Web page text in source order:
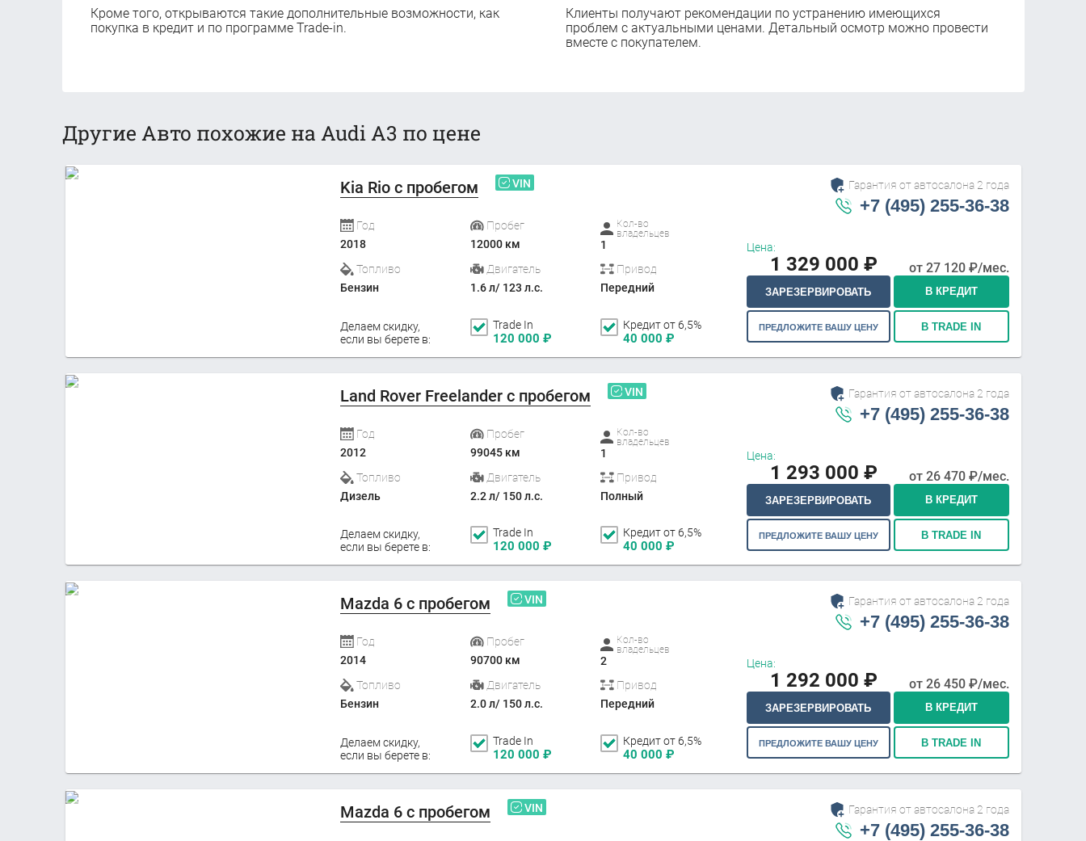
Кроме того, открываются такие дополнительные возможности, как
покупка в кредит и по программе Trade-in.
Клиенты получают рекомендации по устранению имеющихся
проблем с актуальными ценами. Детальный осмотр можно провести
вместе с покупателем.
Другие Авто похожие на Audi A3 по цене
Kia Rio с пробегом VIN
Год
2018
Пробег
12000 км
Кол-во
владельцев
1
Топливо
Бензин
Двигатель
1.6 л/ 123 л.с.
Привод
Передний
Делаем скидку,
если вы берете в:
Trade In
120 000 ₽
Кредит от 6,5%
40 000 ₽
Гарантия от автосалона 2 года
+7 (495) 255-36-38
Цена:
1 329 000 ₽ от 27 120₽/мес.
ЗАРЕЗЕРВИРОВАТЬ В КРЕДИТ
ПРЕДЛОЖИТЕ ВАШУ ЦЕНУ В TRADE IN
Land Rover Freelander с пробегом VIN
Год
2012
Пробег
99045 км
Кол-во
владельцев
1
Топливо
Дизель
Двигатель
2.2 л/ 150 л.с.
Привод
Полный
Делаем скидку,
если вы берете в:
Trade In
120 000 ₽
Кредит от 6,5%
40 000 ₽
Гарантия от автосалона 2 года
+7 (495) 255-36-38
Цена:
1 293 000 ₽ от 26 470₽/мес.
ЗАРЕЗЕРВИРОВАТЬ В КРЕДИТ
ПРЕДЛОЖИТЕ ВАШУ ЦЕНУ В TRADE IN
Mazda 6 с пробегом VIN
Год
2014
Пробег
90700 км
Кол-во
владельцев
2
Топливо
Бензин
Двигатель
2.0 л/ 150 л.с.
Привод
Передний
Делаем скидку,
если вы берете в:
Trade In
120 000 ₽
Кредит от 6,5%
40 000 ₽
Гарантия от автосалона 2 года
+7 (495) 255-36-38
Цена:
1 292 000 ₽ от 26 450₽/мес.
ЗАРЕЗЕРВИРОВАТЬ В КРЕДИТ
ПРЕДЛОЖИТЕ ВАШУ ЦЕНУ В TRADE IN
Mazda 6 с пробегом VIN Гарантия от автосалона 2 года
+7 (495) 255-36-38